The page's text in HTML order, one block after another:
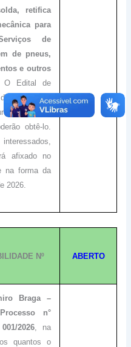
retifica
para
de
de pneus,
e outros
Edital de
de
Municipal e
obtê-lo.
afixado no
na forma da
2026.
2026
Nº
ABERTO
Braga –
Processo n°
2026, na
quantos o